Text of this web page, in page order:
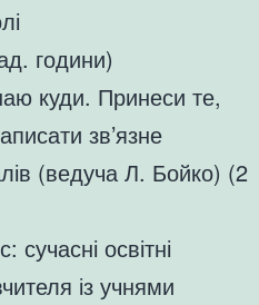
години)
куди. Принеси те,
зв’язне
(ведуча Л. Бойко) (2
освітні
із учнями